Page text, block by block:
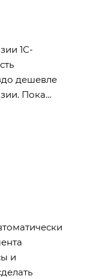
1С-
дешевле
Пока
и